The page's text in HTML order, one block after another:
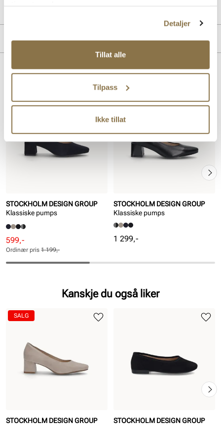
Detaljer
Tillat alle
Tilpass
Ikke tillat
For:Skinn
Merke
Lignende produkter
STOCKHOLM DESIGN GROUP
Klassiske pumps
Rabattert
pris
Pris
599,-
Ordinær
pris
Pris
Ordinær pris 1 199,-
SALG
STOCKHOLM DESIGN GROUP
Klassiske pumps
Pris
1 299,-
Kanskje du også liker
STOCKHOLM DESIGN GROUP
SALG
STOCKHOLM DESIGN GROUP